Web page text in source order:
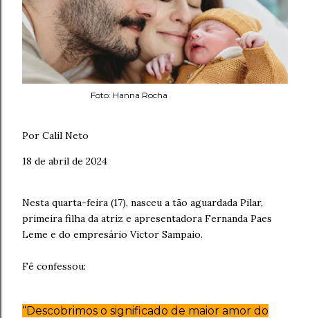
Foto: Hanna Rocha
Por Calil Neto
18 de abril de 2024
Nesta quarta-feira (17), nasceu a tão aguardada Pilar,
primeira filha da atriz e apresentadora Fernanda Paes
Leme e do empresário Victor Sampaio.
Fê confessou:
“Descobrimos o significado de maior amor do